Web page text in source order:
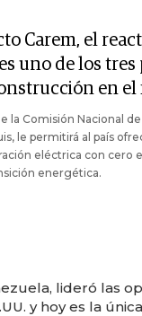
Carem, el
uno de los
en
la Comisión Nacional
le permitirá al país
eléctrica con cero
energética.
lideró las
y hoy es la